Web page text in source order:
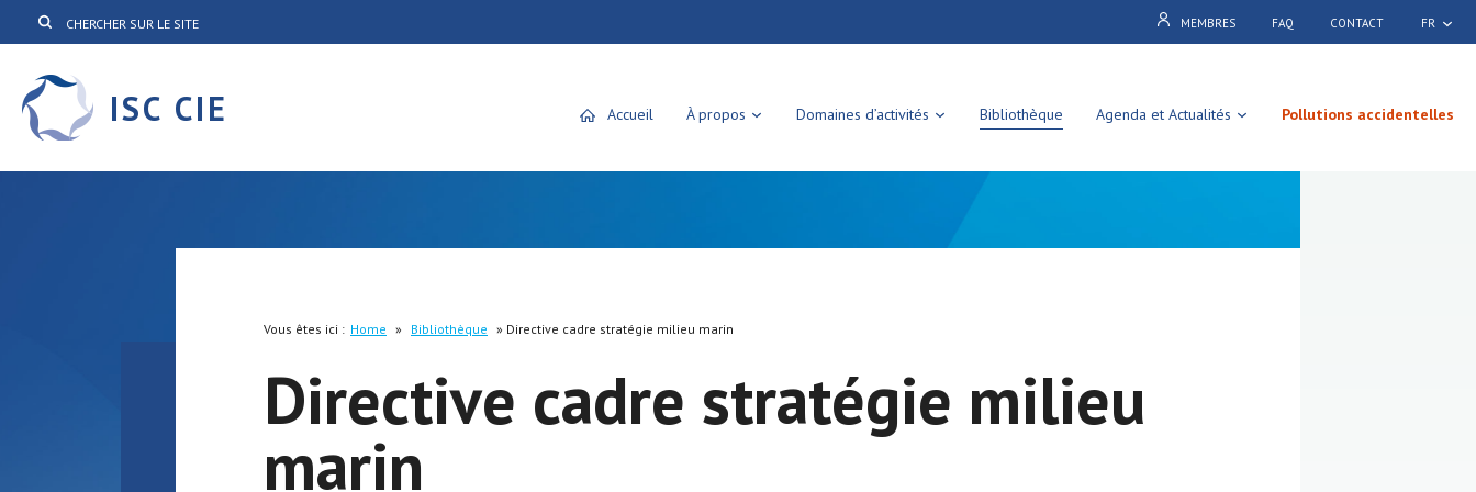
MEMBRES FAQ CONTACT FR
ISC CIE Accueil À propos Domaines d’activités Bibliothèque Agenda et Actualités Pollutions accidentelles
Vous êtes ici : Home » Bibliothèque » Directive cadre stratégie milieu marin
Directive cadre stratégie milieu
marin